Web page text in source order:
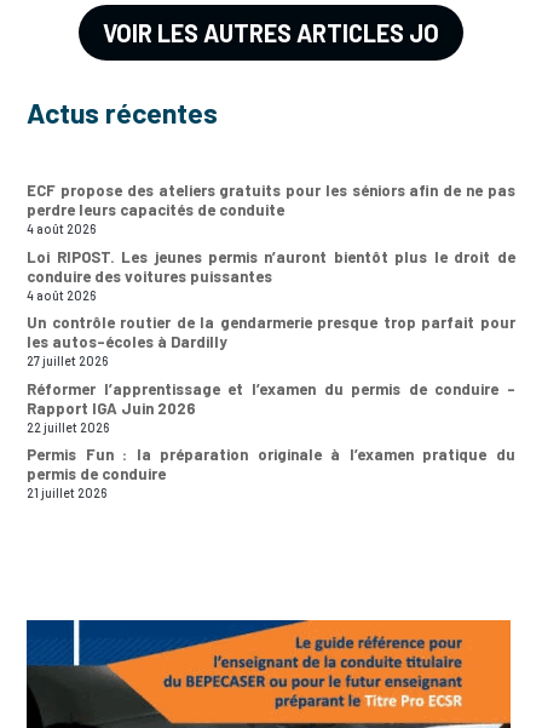
VOIR LES AUTRES ARTICLES JO
Actus récentes
ECF propose des ateliers gratuits pour les séniors afin de ne pas
perdre leurs capacités de conduite
4 août 2026
Loi RIPOST. Les jeunes permis n’auront bientôt plus le droit de
conduire des voitures puissantes
4 août 2026
Un contrôle routier de la gendarmerie presque trop parfait pour
les autos-écoles à Dardilly
27 juillet 2026
Réformer l’apprentissage et l’examen du permis de conduire –
Rapport IGA Juin 2026
22 juillet 2026
Permis Fun : la préparation originale à l’examen pratique du
permis de conduire
21 juillet 2026